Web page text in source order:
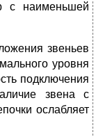
с наименьшей
звеньев
уровня
подключения
звена с
ослабляет